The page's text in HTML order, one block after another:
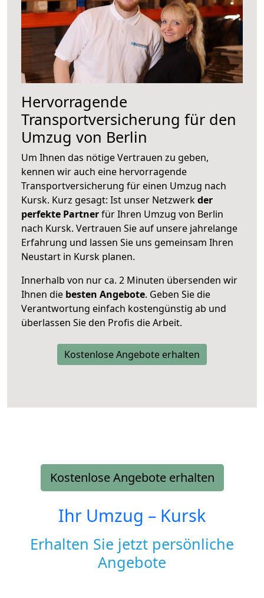
Hervorragende
Transportversicherung für den
Umzug von Berlin
Um Ihnen das nötige Vertrauen zu geben,
kennen wir auch eine hervorragende
Transportversicherung für einen Umzug nach
Kursk. Kurz gesagt: Ist unser Netzwerkder
perfekte Partnerfür Ihren Umzug von Berlin
nach Kursk. Vertrauen Sie auf unsere jahrelange
Erfahrung und lassen Sie uns gemeinsam Ihren
Neustart in Kursk planen.
Innerhalb von nur ca. 2 Minuten übersenden wir
Ihnen die besten Angebote. Geben Sie die
Verantwortung einfach kostengünstig ab und
überlassen Sie den Profis die Arbeit.
Kostenlose Angebote erhalten
Kostenlose Angebote erhalten
Ihr Umzug – Kursk
Erhalten Sie jetzt persönliche
Angebote